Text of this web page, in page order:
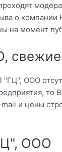
о
на момент
ООО
то
и цены
ООО